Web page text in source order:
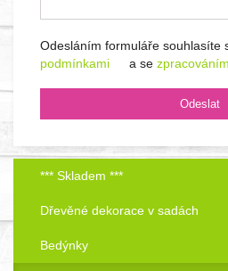
Odesláním formuláře souhlasíte
podmínkami
a se
*** Skladem ***
Dřevěné dekorace v sadách
Bedýnky